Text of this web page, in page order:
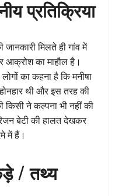
प्रतिक्रिया
जानकारी मिलते ही गांव में
आक्रोश का माहौल है।
का कहना है कि मनीषा
थी और इस तरह की
किसी ने कल्पना भी नहीं की
बेटी की हालत देखकर
में हैं।
/ तथ्य